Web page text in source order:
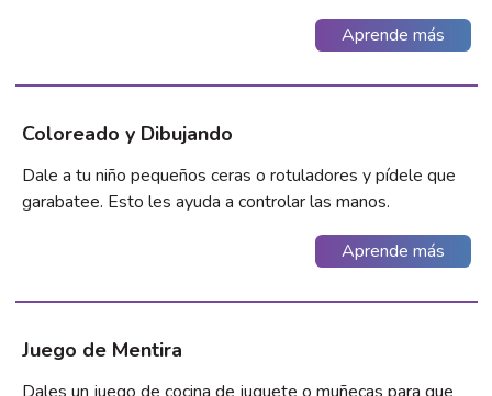
Aprende más
Coloreado y Dibujando
Aprende más
Dale a tu niño pequeños ceras o rotuladores y pídele que
garabatee. Esto les ayuda a controlar las manos.
Juego de Mentira